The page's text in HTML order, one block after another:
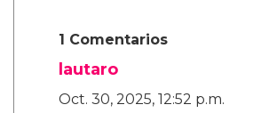
1 Comentarios
lautaro
Oct. 30, 2025, 12:52 p.m.